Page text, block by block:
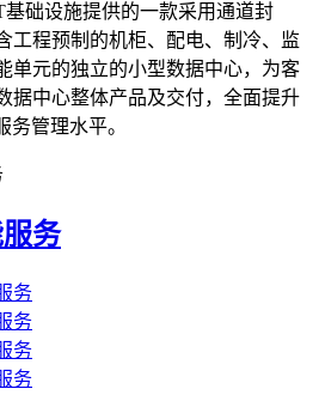
基础设施提供的一款采用通道封
工程预制的机柜、配电、制冷、监
单元的独立的小型数据中心，为客
据中心整体产品及交付，全面提升
务管理水平。
务
务
务
务
务